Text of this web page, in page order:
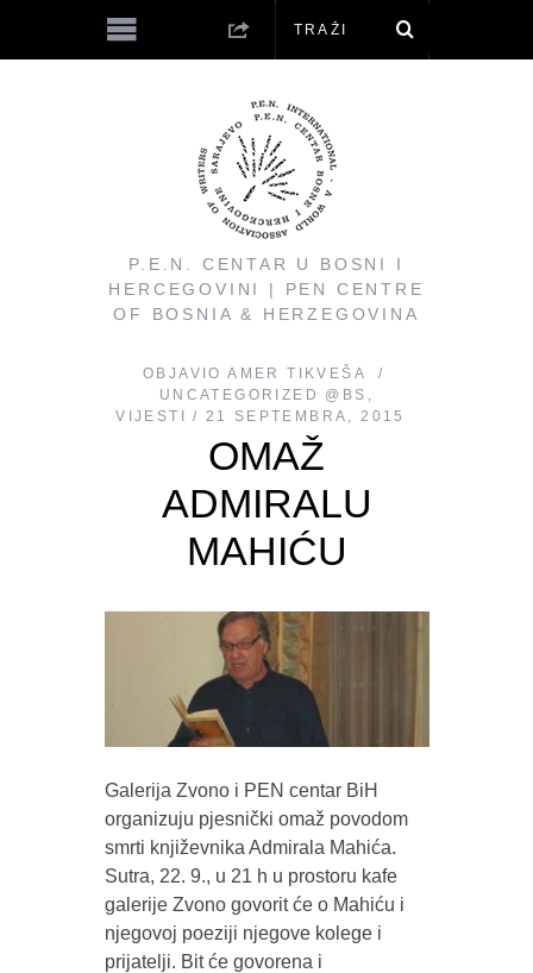
P.E.N. CENTAR U BOSNI I
HERCEGOVINI | PEN CENTRE
OF BOSNIA & HERZEGOVINA
OBJAVIO AMER TIKVEŠA
UNCATEGORIZED @BS ,
VIJESTI
21 SEPTEMBRA, 2015
OMAŽ
ADMIRALU
MAHIĆU
Galerija Zvono i PEN centar BiH
organizuju pjesnički omaž povodom
smrti književnika Admirala Mahića.
Sutra, 22. 9., u 21 h u prostoru kafe
galerije Zvono govorit će o Mahiću i
njegovoj poeziji njegove kolege i
prijatelji. Bit će govorena i